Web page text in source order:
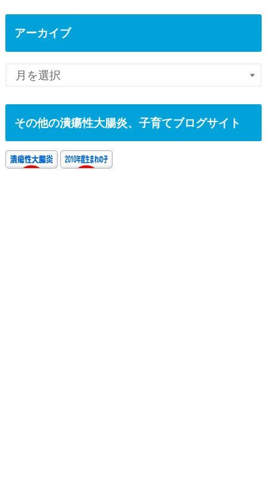
アーカイブ
その他の潰瘍性大腸炎、子育てブログサイト